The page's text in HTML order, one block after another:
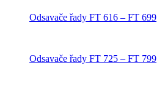
Odsavače řady FT 616 – FT 699
Odsavače řady FT 725 – FT 799